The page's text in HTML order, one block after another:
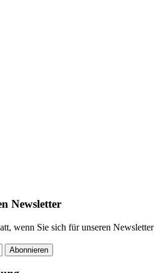
Newsletter
wenn Sie sich für unseren Newsletter
Abonnieren